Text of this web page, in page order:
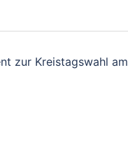
zur Kreistagswahl am